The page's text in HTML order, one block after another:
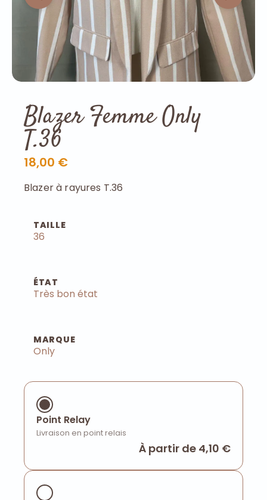
Blazer Femme Only
T.36
18,00 €
Blazer à rayures T.36
TAILLE
36
ÉTAT
Très bon état
MARQUE
Only
Point Relay
Livraison en point relais
À partir de 4,10 €